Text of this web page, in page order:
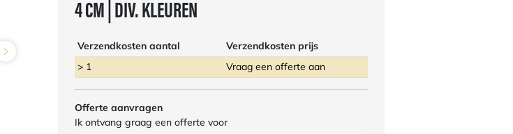
4 CM | DIV. KLEUREN
Verzendkosten aantal
Verzendkosten prijs
> 1
Vraag een offerte aan
Offerte aanvragen
Ik ontvang graag een offerte voor